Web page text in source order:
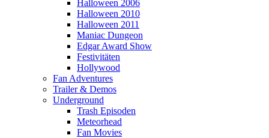
Halloween 2006
Halloween 2010
Halloween 2011
Maniac Dungeon
Edgar Award Show
Festivitäten
Hollywood
Fan Adventures
Trailer & Demos
Underground
Trash Episoden
Meteorhead
Fan Movies